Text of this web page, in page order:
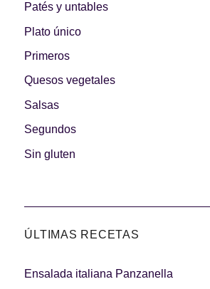
Patés y untables
Plato único
Primeros
Quesos vegetales
Salsas
Segundos
Sin gluten
ÚLTIMAS RECETAS
Ensalada italiana Panzanella